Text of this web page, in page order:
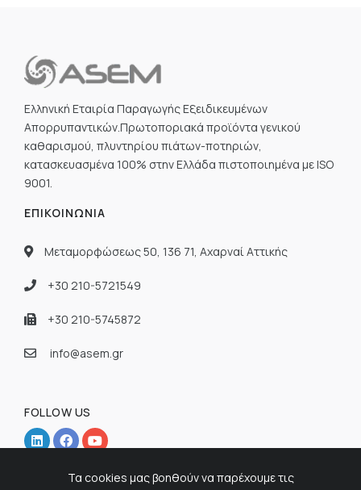
Ελληνική Εταιρία Παραγωγής Εξειδικευμένων
Απορρυπαντικών.Πρωτοποριακά προϊόντα γενικού
καθαρισμού, πλυντηρίου πιάτων-ποτηριών,
κατασκευασμένα 100% στην Ελλάδα πιστοποιημένα με ISO
9001.
ΕΠΙΚΟΙΝΩΝΊΑ
Μεταμορφώσεως 50, 136 71, Αχαρναί Αττικής
+30 210-5721549
+30 210-5745872
info@asem.gr
FOLLOW US
Τα cookies μας βοηθούν να παρέχουμε τις